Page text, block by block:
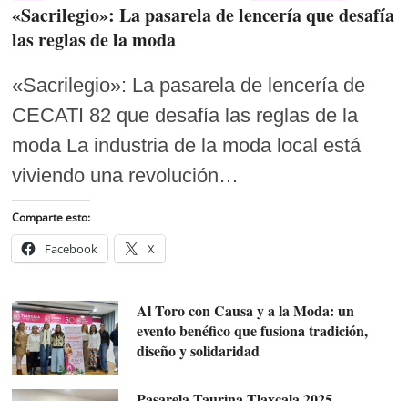
«Sacrilegio»: La pasarela de lencería que desafía
las reglas de la moda
«Sacrilegio»: La pasarela de lencería de
CECATI 82 que desafía las reglas de la
moda La industria de la moda local está
viviendo una revolución…
Comparte esto:
Facebook X
Al Toro con Causa y a la Moda: un
evento benéfico que fusiona tradición,
diseño y solidaridad